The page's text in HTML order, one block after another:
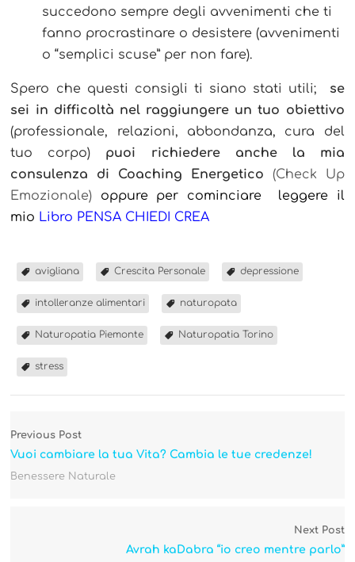
succedono sempre degli avvenimenti che ti
fanno procrastinare o desistere (avvenimenti
o “semplici scuse” per non fare).
Spero che questi consigli ti siano stati utili; se
sei in difficoltà nel raggiungere un tuo obiettivo
(professionale, relazioni, abbondanza, cura del
tuo corpo) puoi richiedere anche la mia
consulenza di Coaching Energetico (Check Up
Emozionale)
oppure per cominciare leggere il
mio Libro PENSA CHIEDI CREA
avigliana Crescita Personale depressione
intolleranze alimentari naturopata
Naturopatia Piemonte Naturopatia Torino
stress
Previous Post
Vuoi cambiare la tua Vita? Cambia le tue credenze!
Benessere Naturale
Next Post
Avrah kaDabra “io creo mentre parlo”